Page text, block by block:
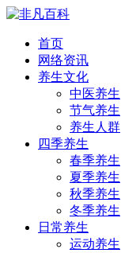
首页
网络资讯
养生文化
中医养生
节气养生
养生人群
四季养生
春季养生
夏季养生
秋季养生
冬季养生
日常养生
运动养生